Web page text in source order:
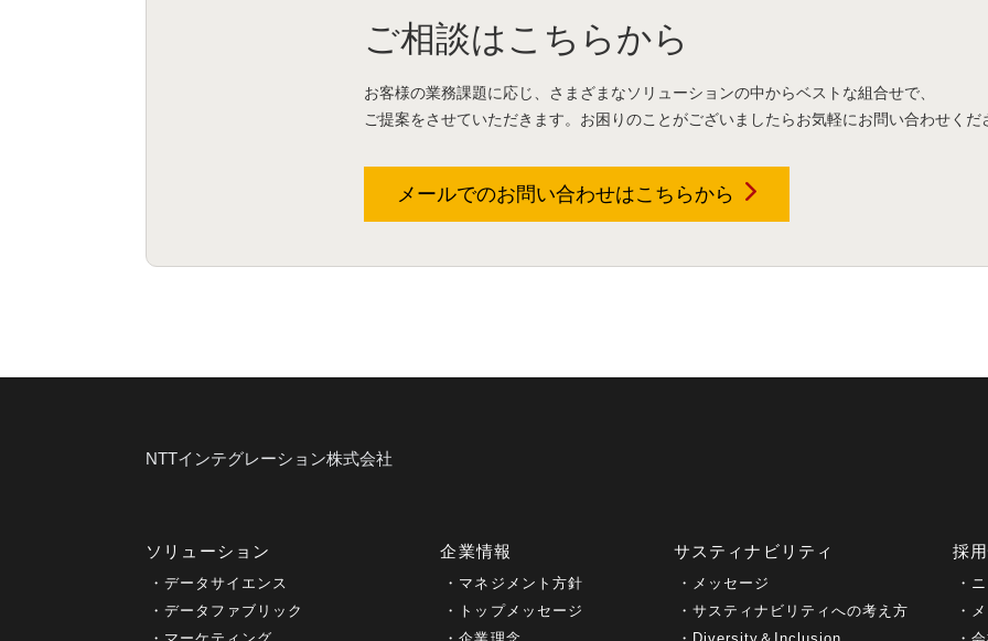
ご相談はこちらから
お客様の業務課題に応じ、さまざまなソリューションの中からベストな組合せで、
ご提案をさせていただきます。お困りのことがございましたらお気軽にお問い合わせくだ
メールでのお問い合わせはこちらから
NTTインテグレーション株式会社
ソリューション
データサイエンス
データファブリック
企業情報
マネジメント方針
トップメッセージ
サスティナビリティ
メッセージ
サスティナビリティへの考え方
採